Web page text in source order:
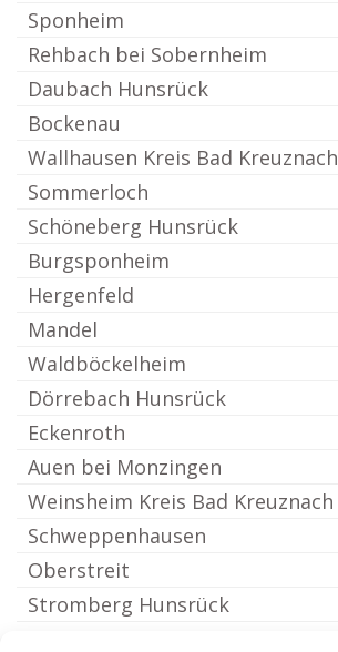
Sponheim
Rehbach bei Sobernheim
Daubach Hunsrück
Bockenau
Wallhausen Kreis Bad Kreuznach
Sommerloch
Schöneberg Hunsrück
Burgsponheim
Hergenfeld
Mandel
Waldböckelheim
Dörrebach Hunsrück
Eckenroth
Auen bei Monzingen
Weinsheim Kreis Bad Kreuznach
Schweppenhausen
Oberstreit
Stromberg Hunsrück